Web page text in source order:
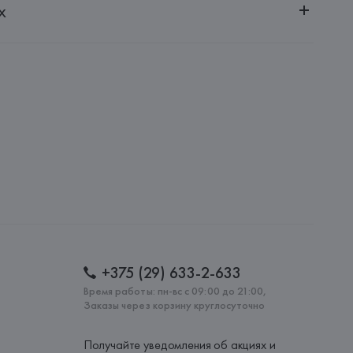
г. Минск, ул. Немига, 5, пом. 39
+375 (29) 633-2-633
Время работы: пн-вс с 09:00 до 21:00,
Заказы через корзину круглосуточно
Получайте уведомления об акциях и